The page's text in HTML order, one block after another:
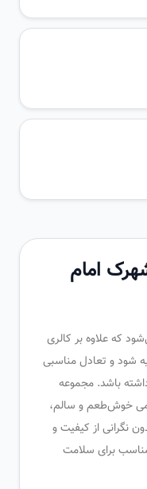
بر کالری
تعادل مناسبی
مجموعه
و سالم،
از کیفیت و
سلامت